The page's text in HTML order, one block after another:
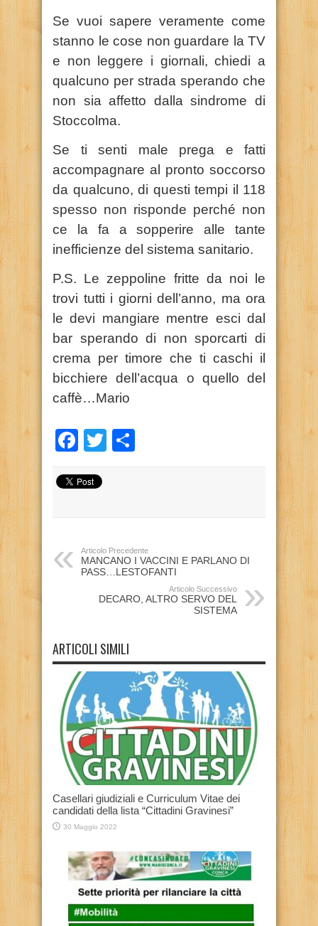
Se vuoi sapere veramente come
stanno le cose non guardare la TV
e non leggere i giornali, chiedi a
qualcuno per strada sperando che
non sia affetto dalla sindrome di
Stoccolma.
Se ti senti male prega e fatti
accompagnare al pronto soccorso
da qualcuno, di questi tempi il 118
spesso non risponde perché non
ce la fa a sopperire alle tante
inefficienze del sistema sanitario.
P.S. Le zeppoline fritte da noi le
trovi tutti i giorni dell’anno, ma ora
le devi mangiare mentre esci dal
bar sperando di non sporcarti di
crema per timore che ti caschi il
bicchiere dell’acqua o quello del
caffè…Mario
Facebook
Twitter
Articolo Precedente
MANCANO I VACCINI E PARLANO DI
PASS…LESTOFANTI
Articolo Successivo
DECARO, ALTRO SERVO DEL
SISTEMA
ARTICOLI SIMILI
Casellari giudiziali e Curriculum Vitae dei
candidati della lista “Cittadini Gravinesi”
30 Maggio 2022